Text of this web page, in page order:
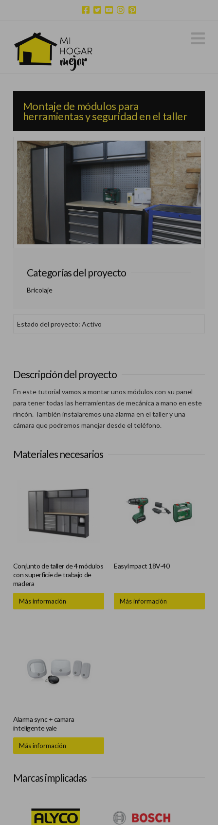
Montaje de módulos para
herramientas y seguridad en el taller
Categorías del proyecto
Bricolaje
Estado del proyecto: Activo
Descripción del proyecto
En este tutorial vamos a montar unos módulos con su panel
para tener todas las herramientas de mecánica a mano en este
rincón. También instalaremos una alarma en el taller y una
cámara que podremos manejar desde el teléfono.
Materiales necesarios
Conjunto de taller de 4 módulos
con superficie de trabajo de
madera
Más información
EasyImpact 18V-40
Más información
Alarma sync + camara
inteligente yale
Más información
Marcas implicadas